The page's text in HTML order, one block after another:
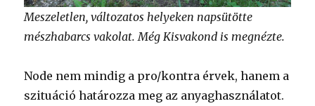
Meszeletlen, változatos helyeken napsütötte
mészhabarcs vakolat. Még Kisvakond is megnézte.
Node nem mindig a pro/kontra érvek, hanem a
szituáció határozza meg az anyaghasználatot.